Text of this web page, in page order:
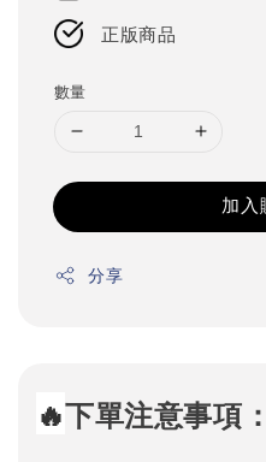
正版商品
數量
加入
分享
🔥下單注意事項：